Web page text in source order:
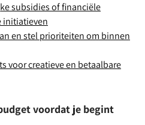
subsidies of financiële
initiatieven
en stel prioriteiten om binnen
voor creatieve en betaalbare
voordat je begint